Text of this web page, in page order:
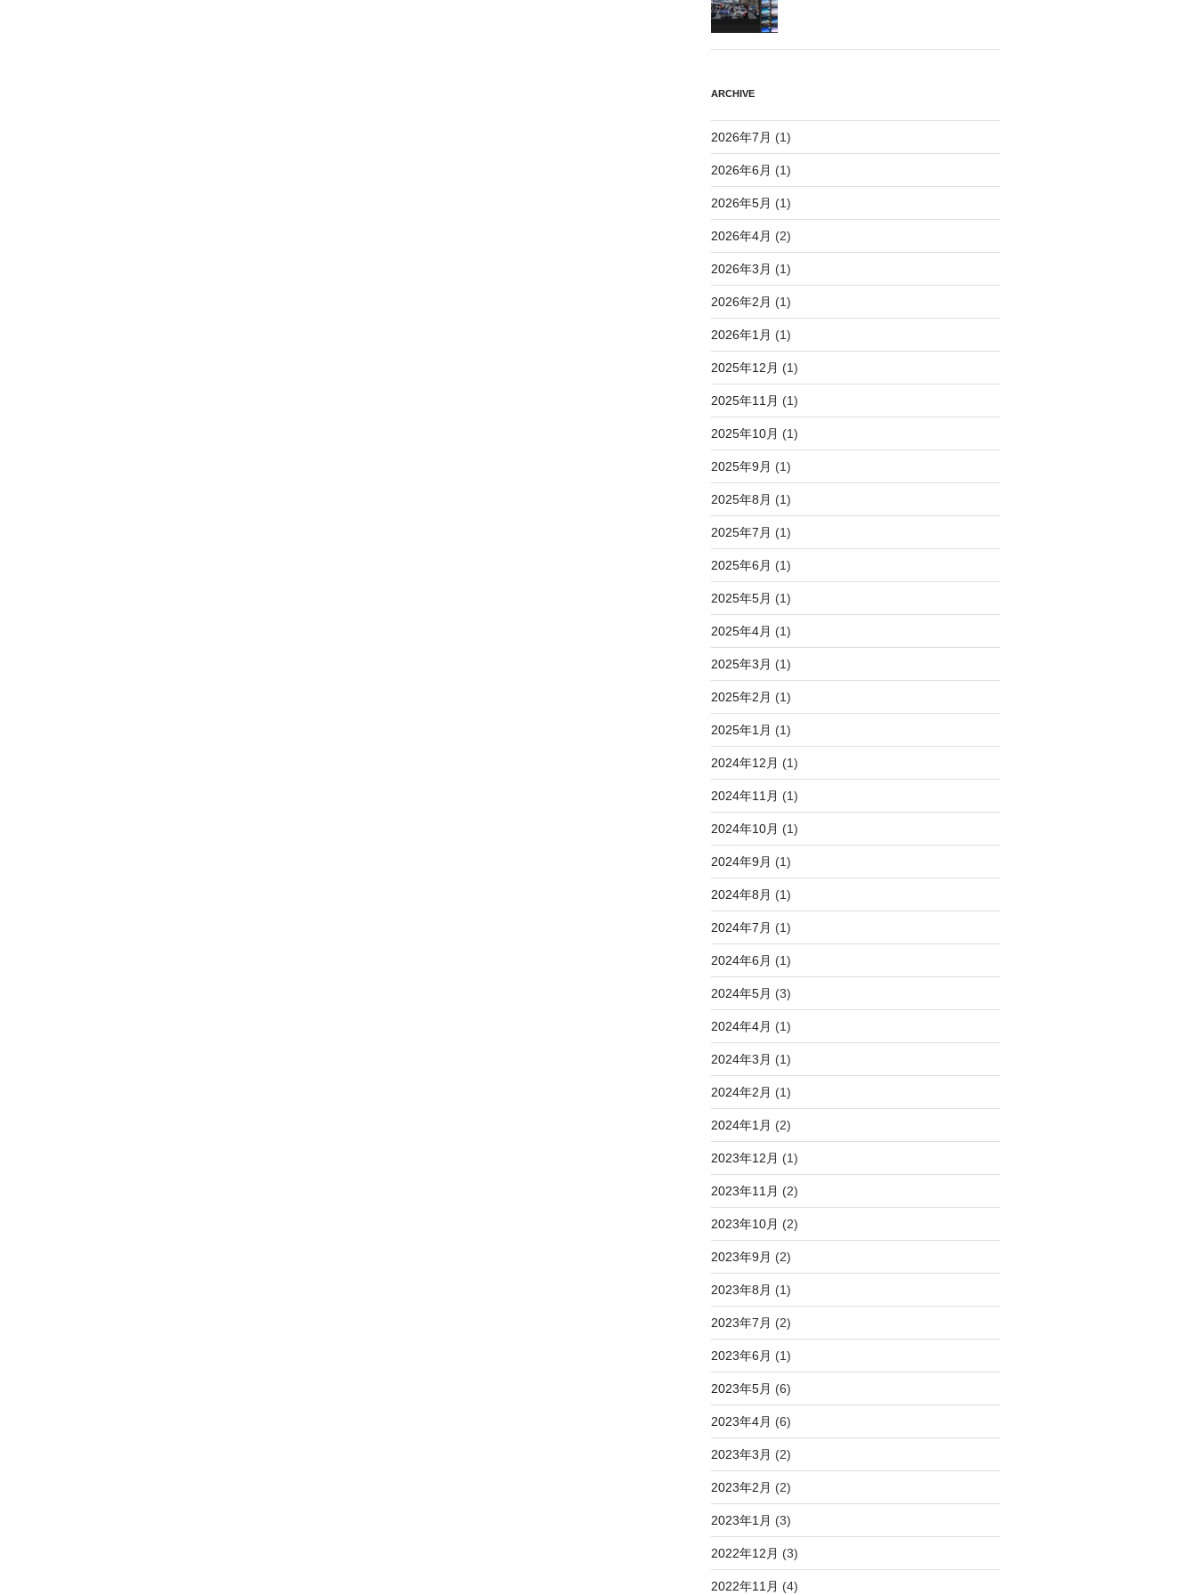
ARCHIVE
2026年7月 (1)
2026年6月 (1)
2026年5月 (1)
2026年4月 (2)
2026年3月 (1)
2026年2月 (1)
2026年1月 (1)
2025年12月 (1)
2025年11月 (1)
2025年10月 (1)
2025年9月 (1)
2025年8月 (1)
2025年7月 (1)
2025年6月 (1)
2025年5月 (1)
2025年4月 (1)
2025年3月 (1)
2025年2月 (1)
2025年1月 (1)
2024年12月 (1)
2024年11月 (1)
2024年10月 (1)
2024年9月 (1)
2024年8月 (1)
2024年7月 (1)
2024年6月 (1)
2024年5月 (3)
2024年4月 (1)
2024年3月 (1)
2024年2月 (1)
2024年1月 (2)
2023年12月 (1)
2023年11月 (2)
2023年10月 (2)
2023年9月 (2)
2023年8月 (1)
2023年7月 (2)
2023年6月 (1)
2023年5月 (6)
2023年4月 (6)
2023年3月 (2)
2023年2月 (2)
2023年1月 (3)
2022年12月 (3)
2022年11月 (4)